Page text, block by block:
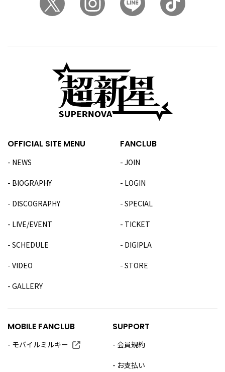
OFFICIAL SITE MENU
NEWS
BIOGRAPHY
DISCOGRAPHY
LIVE/EVENT
SCHEDULE
VIDEO
GALLERY
FANCLUB
JOIN
LOGIN
SPECIAL
TICKET
DIGIPLA
STORE
MOBILE FANCLUB
モバイルミルキー
SUPPORT
会員規約
お支払い